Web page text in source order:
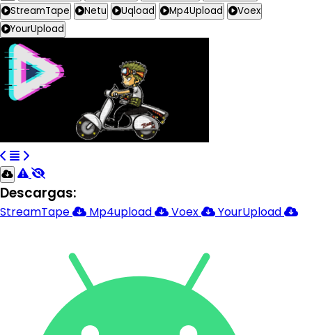
StreamTape
Netu Uqload Mp4Upload
Voex
YourUpload
Descargas:
StreamTape Mp4upload Voex YourUpload